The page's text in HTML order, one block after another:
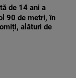
de 14 ani a
90 de metri, în
alături de